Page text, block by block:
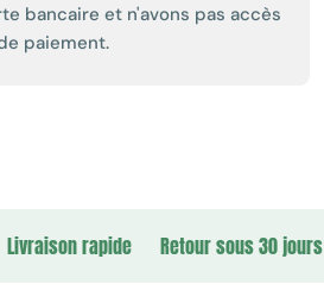
bancaire et n'avons pas accès
paiement.
Livraison rapide Retour sous 30 jours